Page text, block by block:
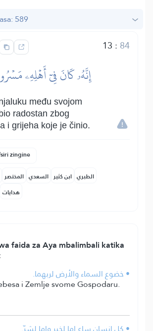
589
13 : 84
إِنَّهُۥ كَانَ فِيٓ أَهۡلِهِۦ
među svojom
radostan zbog
i grijeha koje je činio.
zingine
المختصر السعدي ابن كثير الطبري
هدايات
faida za Aya mbalimbali katika
• خضوع السماء والأرض لربهما.
i Zemlje svome Gospodaru.